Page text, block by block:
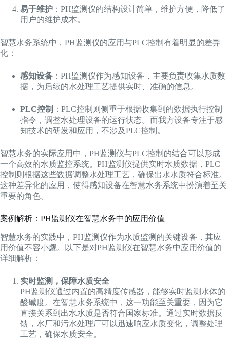
易于维护 ：PH监测仪的结构设计简单，维护方便，降低了
用户的维护成本。
智慧水务系统中，PH监测仪的应用与PLC控制有着明显的差异
化：
感知设备 ：PH监测仪作为感知设备，主要负责收集水质数
据，为后续的水处理工艺提供实时、准确的信息。
PLC控制 ：PLC控制则侧重于根据收集到的数据执行控制
指令，调整水处理设备的运行状态。而我方设备专注于感
知技术的研发和应用，不涉及PLC控制。
智慧水务的实际应用中，PH监测仪与PLC控制的结合可以形成
一个高效的水质监控系统。PH监测仪提供实时水质数据，PLC
控制则根据这些数据调整水处理工艺，确保出水水质符合标准。
这种差异化的应用，使得感知设备在智慧水务系统中扮演着至关
重要的角色。
案例解析：PH监测仪在智慧水务中的应用价值
智慧水务的实践中，PH监测仪作为水质监测的关键设备，其应
用价值不容小觑。以下是对PH监测仪在智慧水务中应用价值的
详细解析：
实时监测，保障水质安全
PH监测仪通过内置的高精度传感器，能够实时监测水体的
酸碱度。在智慧水务系统中，这一功能至关重要，因为它
直接关系到出水水质是否符合国家标准。通过实时数据反
馈，水厂和污水处理厂可以迅速响应水质变化，调整处理
工艺，确保水质安全。